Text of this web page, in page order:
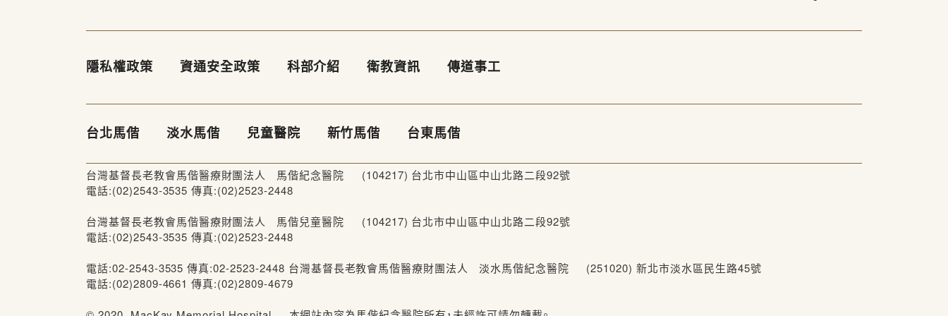
隱私權政策 資通安全政策 科部介紹 衛教資訊 傳道事工
台北馬偕 淡水馬偕 兒童醫院 新竹馬偕 台東馬偕
台灣基督長老教會馬偕醫療財團法人 馬偕紀念醫院 (104217) 台北市中山區中山北路二段92號
電話:(02)2543-3535 傳真:(02)2523-2448
台灣基督長老教會馬偕醫療財團法人 馬偕兒童醫院 (104217) 台北市中山區中山北路二段92號
電話:(02)2543-3535 傳真:(02)2523-2448
電話:02-2543-3535 傳真:02-2523-2448 台灣基督長老教會馬偕醫療財團法人 淡水馬偕紀念醫院 (251020) 新北市淡水區民生路45號
電話:(02)2809-4661 傳真:(02)2809-4679